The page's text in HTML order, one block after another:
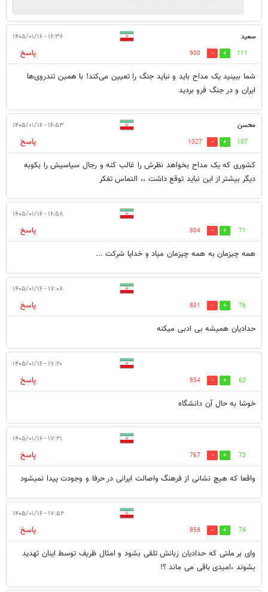
سعید ۱۶:۳۶ - ۱۴۰۵/۰۱/۱۶
111
900
پاسخ
شما ببینید یک مداح باید و نباید جنگ را تعیین می‌کند! با همین تند‌روی‌ها
ایران و در جنگ فرو بردید
محسن ۱۶:۵۳ - ۱۴۰۵/۰۱/۱۶
107
1027
پاسخ
کشوری که یک مداح بخواهد نظرش را غالب کنه و رجال سیاسیش را بکوبه
دیگر بیشتر از این نباید توقع داشت ،، التماس تفکر
۱۶:۵۸ - ۱۴۰۵/۰۱/۱۶
71
804
پاسخ
همه چیزمان به همه چیزمان میاد و خدایا شرکت ...
۱۷:۰۸ - ۱۴۰۵/۰۱/۱۶
76
801
پاسخ
حدادیان همیشه بی ادبی میکنه
۱۷:۲۰ - ۱۴۰۵/۰۱/۱۶
63
854
پاسخ
خوشا به حال آن دانشگاه
۱۷:۲۱ - ۱۴۰۵/۰۱/۱۶
73
767
پاسخ
واقعا که هیچ نشانی از فرهنگ واصالت ایرانی در حرفا و وجودت پیدا نمیشود
۱۷:۵۲ - ۱۴۰۵/۰۱/۱۶
74
858
پاسخ
وای بر ملتی که حدادیان زبانش تلقی بشود و امثال ظریف توسط اینان تهدید
بشوند ،امیدی باقی می ماند ؟!